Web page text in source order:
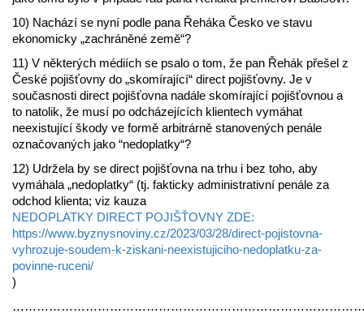
10) Nachází se nyní podle pana Řeháka Česko ve stavu
ekonomicky „zachráněné země“?
11) V některých médiích se psalo o tom, že pan Řehák přešel z
České pojišťovny do „skomírající“ direct pojišťovny. Je v
současnosti direct pojišťovna nadále skomírající pojišťovnou a
to natolik, že musí po odcházejících klientech vymáhat
neexistující škody ve formě arbitrárně stanovených penále
označovaných jako “nedoplatky“?
12) Udržela by se direct pojišťovna na trhu i bez toho, aby
vymáhala „nedoplatky“ (tj. fakticky administrativní penále za
odchod klienta; viz kauza
NEDOPLATKY DIRECT POJIŠŤOVNY ZDE:
https://www.byznysnoviny.cz/2023/03/28/direct-pojistovna-
vyhrozuje-soudem-k-ziskani-neexistujiciho-nedoplatku-za-
povinne-ruceni/
)